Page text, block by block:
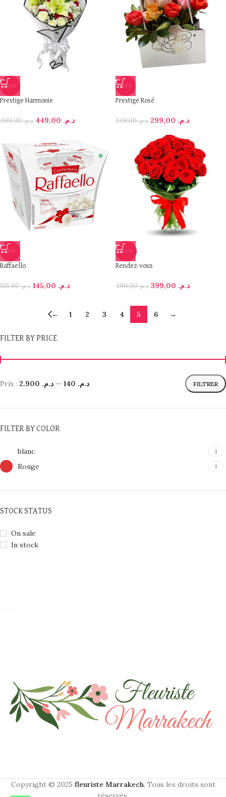
FILTER BY PRICE
FILTRER
Prix : د.م. 140 — د.م. 2.900
FILTER BY COLOR
blanc 1
Rouge 1
STOCK STATUS
On sale
In stock
-10%
Prestige Harmonie
د.م.499,00 د.م.
-14%
Prestige Rosé
د.م.349,00 د.م.
-6%
Raffaello
د.م.155,00 د.م.
-20%
Rendez-vous
د.م.499,00 د.م.
← 1 2 3 4 5 6 →
Copyright © 2025 fleuriste Marrakech, Tous les droits sont